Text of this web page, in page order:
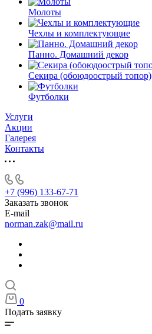
Молоты
Чехлы и комплектующие
Панно. Домашний декор
Секира (обоюдоострый топор)
Футболки
Услуги
Акции
Галерея
Контакты
+7 (996) 133-67-71
Заказать звонок
E-mail
norman.zak@mail.ru
0
Подать заявку